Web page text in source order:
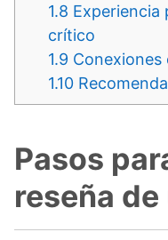
1.8 Experiencia
crítico
1.9
1.10
Pasos
reseña